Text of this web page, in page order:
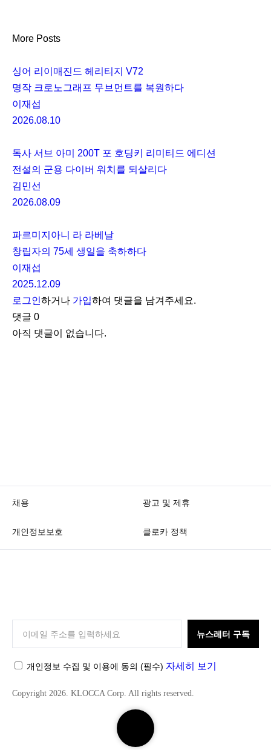
검
색
More Posts
싱어 리이매진드 헤리티지 V72
명작 크로노그래프 무브먼트를 복원하다
이재섭
2026.08.10
독사 서브 아미 200T 포 호딩키 리미티드 에디션
전설의 군용 다이버 워치를 되살리다
김민선
2026.08.09
파르미지아니 라 라베날
창립자의 75세 생일을 축하하다
이재섭
2025.12.09
로그인하거나 가입하여 댓글을 남겨주세요.
댓글 0
아직 댓글이 없습니다.
채용 광고 및 제휴
개인정보보호 클로카 정책
C
C
뉴스레터 구독
개인정보 수집 및 이용에 동의 (필수) 자세히 보기
Copyright 2026. KLOCCA Corp. All rights reserved.